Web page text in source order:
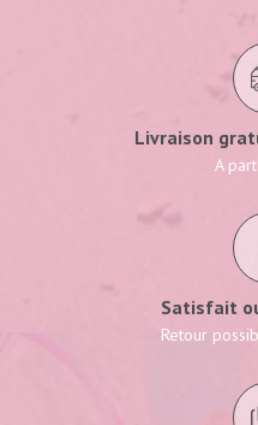
Livraison
A
Satisfait
Retour